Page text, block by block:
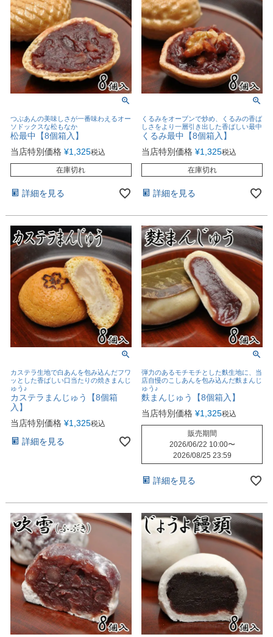
つぶあんの美味しさが一番味わえるオー
ソドックスな松もなか
松最中【8個箱入】
当店特別価格 ¥1,325税込
在庫切れ
詳細を見る
くるみをオーブンで炒め、くるみの香ば
しさをより一層引き出した香ばしい最中
くるみ最中【8個箱入】
当店特別価格 ¥1,325税込
在庫切れ
詳細を見る
カステラ生地で白あんを包み込んだフワ
ッとした香ばしい口当たりの焼きまんじ
ゅう♪
カステラまんじゅう【8個箱
入】
当店特別価格 ¥1,325税込
詳細を見る
弾力のあるモチモチとした麩生地に、当
店自慢のこしあんを包み込んだ麩まんじ
ゅう♪
麩まんじゅう【8個箱入】
当店特別価格 ¥1,325税込
販売期間
2026/06/22 10:00〜
2026/08/25 23:59
詳細を見る